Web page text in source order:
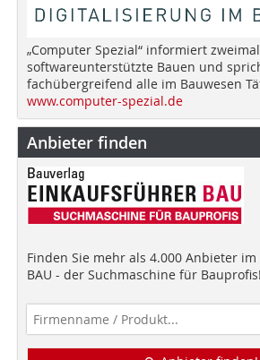
„Computer Spezial“ informiert
softwareunterstützte Bauen und
fachübergreifend alle im Bauwesen
www.computer-spezial.de
Anbieter finden
Finden Sie mehr als 4.000 Anbieter im
BAU - der Suchmaschine für Bauprofis!